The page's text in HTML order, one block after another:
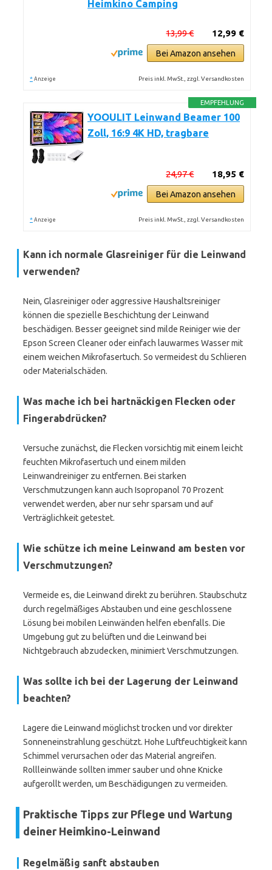
Heimkino Camping
12,99 €
13,99 €
Bei Amazon ansehen
* Anzeige Preis inkl. MwSt., zzgl. Versandkosten
EMPFEHLUNG
YOOULIT Leinwand Beamer 100
Zoll, 16:9 4K HD, tragbare
18,95 €
24,97 €
Bei Amazon ansehen
* Anzeige Preis inkl. MwSt., zzgl. Versandkosten
Kann ich normale Glasreiniger für die Leinwand
verwenden?
Nein, Glasreiniger oder aggressive Haushaltsreiniger
können die spezielle Beschichtung der Leinwand
beschädigen. Besser geeignet sind milde Reiniger wie der
Epson Screen Cleaner oder einfach lauwarmes Wasser mit
einem weichen Mikrofasertuch. So vermeidest du Schlieren
oder Materialschäden.
Was mache ich bei hartnäckigen Flecken oder
Fingerabdrücken?
Versuche zunächst, die Flecken vorsichtig mit einem leicht
feuchten Mikrofasertuch und einem milden
Leinwandreiniger zu entfernen. Bei starken
Verschmutzungen kann auch Isopropanol 70 Prozent
verwendet werden, aber nur sehr sparsam und auf
Verträglichkeit getestet.
Wie schütze ich meine Leinwand am besten vor
Verschmutzungen?
Vermeide es, die Leinwand direkt zu berühren. Staubschutz
durch regelmäßiges Abstauben und eine geschlossene
Lösung bei mobilen Leinwänden helfen ebenfalls. Die
Umgebung gut zu belüften und die Leinwand bei
Nichtgebrauch abzudecken, minimiert Verschmutzungen.
Was sollte ich bei der Lagerung der Leinwand
beachten?
Lagere die Leinwand möglichst trocken und vor direkter
Sonneneinstrahlung geschützt. Hohe Luftfeuchtigkeit kann
Schimmel verursachen oder das Material angreifen.
Rollleinwände sollten immer sauber und ohne Knicke
aufgerollt werden, um Beschädigungen zu vermeiden.
Praktische Tipps zur Pflege und Wartung
deiner Heimkino-Leinwand
Regelmäßig sanft abstauben